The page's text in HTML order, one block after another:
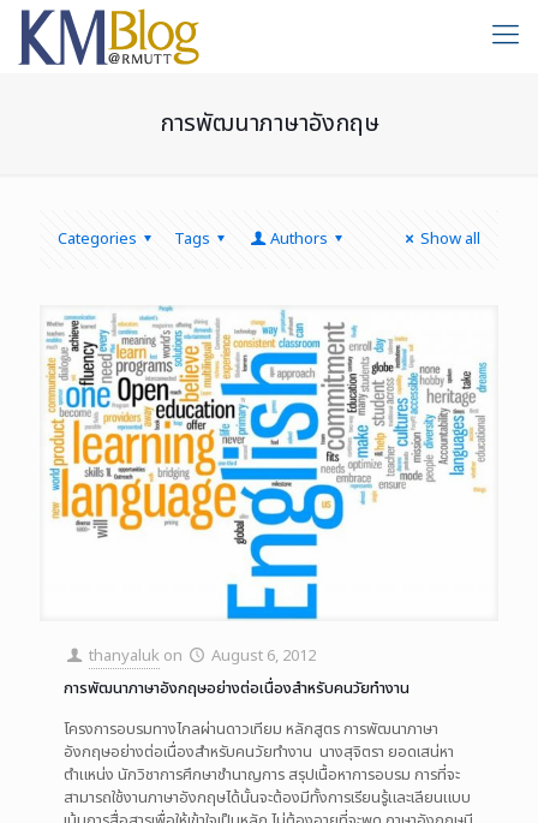
การพัฒนาภาษาอังกฤษ
Categories Tags Authors Show all
thanyaluk on
August 6, 2012
การพัฒนาภาษาอังกฤษอย่างต่อเนื่องสำหรับคนวัยทำงาน
โครงการอบรมทางไกลผ่านดาวเทียม หลักสูตร การพัฒนาภาษา
อังกฤษอย่างต่อเนื่องสำหรับคนวัยทำงาน นางสุจิตรา ยอดเสน่หา
ตำแหน่ง นักวิชาการศึกษาชำนาญการ สรุปเนื้อหาการอบรม การที่จะ
สามารถใช้งานภาษาอังกฤษได้นั้นจะต้องมีทั้งการเรียนรู้และเลียนแบบ